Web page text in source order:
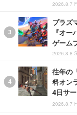
2026.8.7
プラズ
『オー
ゲーム
2026.8.8
往年の
料オン
4日サ
2026.8.7